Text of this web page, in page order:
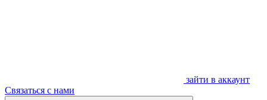
зайти в аккаунт
Связаться с нами